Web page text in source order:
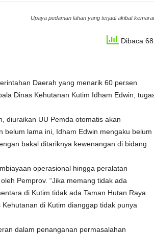
Upaya pedaman lahan yang terjadi akibat
Dibaca 68
Daerah yang menarik 60 persen
Dinas Kehutanan Kutim Idham Edwin,
diuraikan UU Pemda otomatis akan
belum lama ini, Idham Edwin mengaku belum
bakal ditariknya kewenangan di bidang
operasional hingga peralatan
Pemprov. “Jika memang tidak ada
di Kutim tidak ada Taman Hutan Raya
di Kutim dianggap tidak punya
dalam penanganan permasalahan